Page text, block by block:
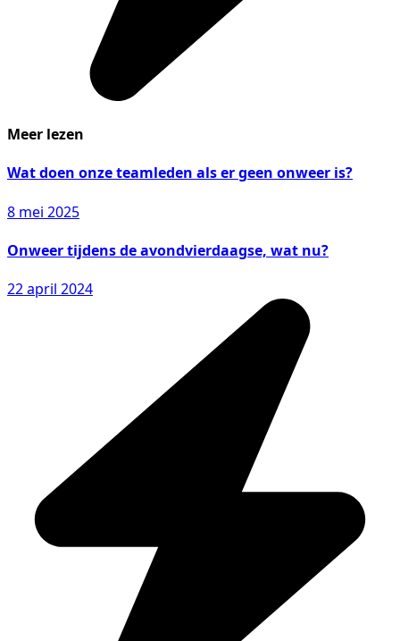
Meer lezen
Wat doen onze teamleden als er geen onweer is?
8 mei 2025
Onweer tijdens de avondvierdaagse, wat nu?
22 april 2024